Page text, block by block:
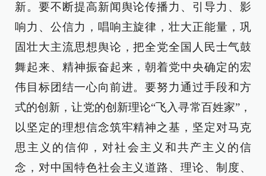
新。要不断提高新闻舆论传播力、引导力、影
响力、公信力，唱响主旋律，壮大正能量，巩
固壮大主流思想舆论，把全党全国人民士气鼓
舞起来、精神振奋起来，朝着党中央确定的宏
伟目标团结一心向前进。要努力通过手段和方
式的创新，让党的创新理论“飞入寻常百姓家”，
以坚定的理想信念筑牢精神之基，坚定对马克
思主义的信仰，对社会主义和共产主义的信
念，对中国特色社会主义道路、理论、制度、